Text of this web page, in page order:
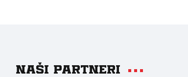
Naši partneri